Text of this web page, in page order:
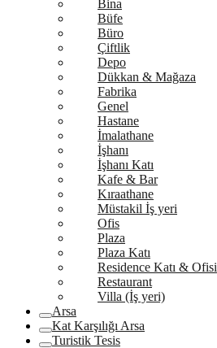
Bina
Büfe
Büro
Çiftlik
Depo
Dükkan & Mağaza
Fabrika
Genel
Hastane
İmalathane
İşhanı
İşhanı Katı
Kafe & Bar
Kıraathane
Müstakil İş yeri
Ofis
Plaza
Plaza Katı
Residence Katı & Ofisi
Restaurant
Villa (İş yeri)
Arsa
Kat Karşılığı Arsa
Turistik Tesis